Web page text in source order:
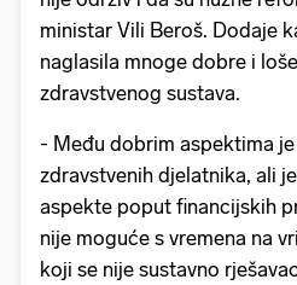
ministar Vili Beroš. Dodaje
naglasila mnoge dobre i
zdravstvenog sustava.
- Među dobrim aspektima
zdravstvenih djelatnika, ali
aspekte poput financijskih
nije moguće s vremena na
koji se nije sustavno